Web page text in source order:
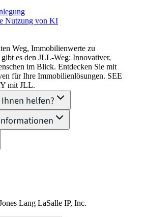
Nutzung von KI
Weg, Immobilienwerte zu
es den JLL-Weg: Innovativer,
im Blick. Entdecken Sie mit
für Ihre Immobilienlösungen. SEE
mit JLL.
helfen?
Lang LaSalle IP, Inc.